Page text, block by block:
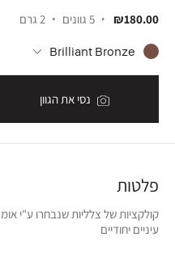
₪180.00 5 גוונים 2 גרם
Brilliant Bronze
נסי את הגוון
פלטות
קולקציות של צלליות שנבחרו ע"י
עיניים יחודיים